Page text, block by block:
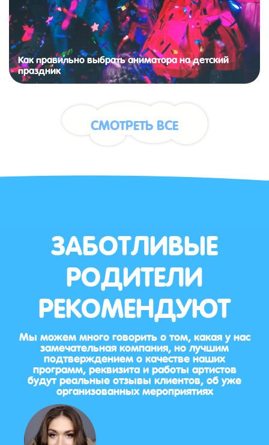
Как правильно выбрать аниматора на детский
праздник
СМОТРЕТЬ ВСЕ
ЗАБОТЛИВЫЕ
РОДИТЕЛИ
РЕКОМЕНДУЮТ
Мы можем много говорить о том, какая у нас
замечательная компания, но лучшим
подтверждением о качестве наших
программ, реквизита и работы артистов
будут реальные отзывы клиентов, об уже
организованных мероприятиях